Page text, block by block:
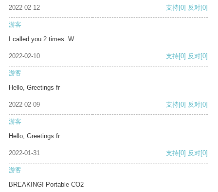
2022-02-12 支持[0] 反对[0]
游客
I called you 2 times. W
2022-02-10 支持[0] 反对[0]
游客
Hello, Greetings fr
2022-02-09 支持[0] 反对[0]
游客
Hello, Greetings fr
2022-01-31 支持[0] 反对[0]
游客
BREAKING! Portable CO2